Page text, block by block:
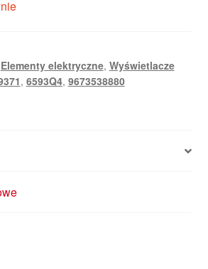
Elementy elektryczne, Wyświetlacze
, 6593Q4, 9673538880